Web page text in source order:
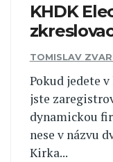
KHDK
TOMISLAV
Pokud jedete
jste
dynamickou
nese v názvu
Kirka...